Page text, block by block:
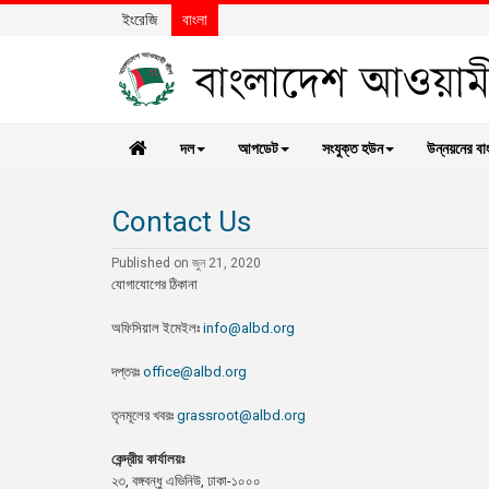
ইংরেজি বাংলা
দল আপডেট সংযুক্ত হউন উন্নয়নের
Contact Us
Published on জুন 21, 2020
যোগাযোগের ঠিকানা
অফিসিয়াল ইমেইলঃ info@albd.org
দপ্তরঃ office@albd.org
তৃনমূলের খবরঃ grassroot@albd.org
কেন্দ্রীয় কার্যালয়ঃ
২৩, বঙ্গবন্ধু এভিনিউ, ঢাকা-১০০০